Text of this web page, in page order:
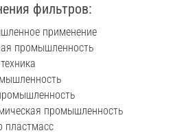
фильтров:
применение
промышленность
промышленность
пластмасс